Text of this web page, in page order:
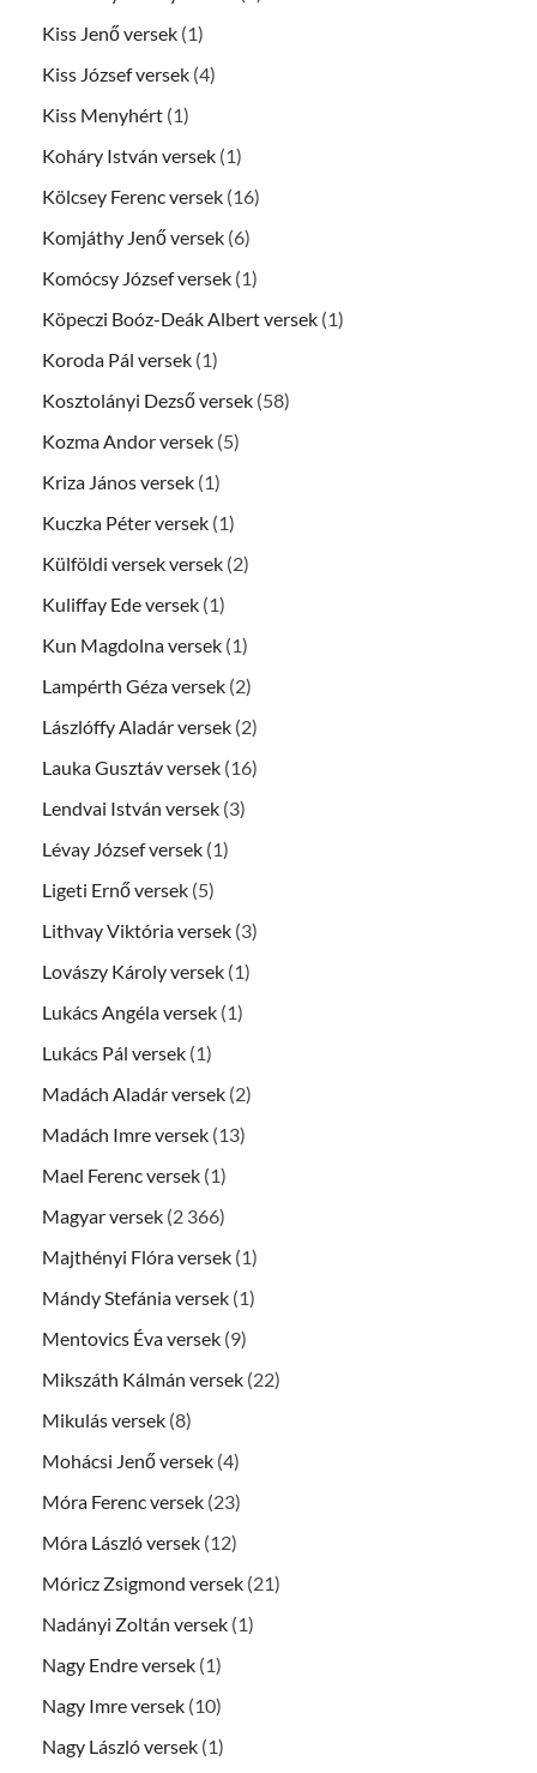
Kiss Jenő versek (1)
Kiss József versek (4)
Kiss Menyhért (1)
Koháry István versek (1)
Kölcsey Ferenc versek (16)
Komjáthy Jenő versek (6)
Komócsy József versek (1)
Köpeczi Boóz-Deák Albert versek (1)
Koroda Pál versek (1)
Kosztolányi Dezső versek (58)
Kozma Andor versek (5)
Kriza János versek (1)
Kuczka Péter versek (1)
Külföldi versek versek (2)
Kuliffay Ede versek (1)
Kun Magdolna versek (1)
Lampérth Géza versek (2)
Lászlóffy Aladár versek (2)
Lauka Gusztáv versek (16)
Lendvai István versek (3)
Lévay József versek (1)
Ligeti Ernő versek (5)
Lithvay Viktória versek (3)
Lovászy Károly versek (1)
Lukács Angéla versek (1)
Lukács Pál versek (1)
Madách Aladár versek (2)
Madách Imre versek (13)
Mael Ferenc versek (1)
Magyar versek (2 366)
Majthényi Flóra versek (1)
Mándy Stefánia versek (1)
Mentovics Éva versek (9)
Mikszáth Kálmán versek (22)
Mikulás versek (8)
Mohácsi Jenő versek (4)
Móra Ferenc versek (23)
Móra László versek (12)
Móricz Zsigmond versek (21)
Nadányi Zoltán versek (1)
Nagy Endre versek (1)
Nagy Imre versek (10)
Nagy László versek (1)